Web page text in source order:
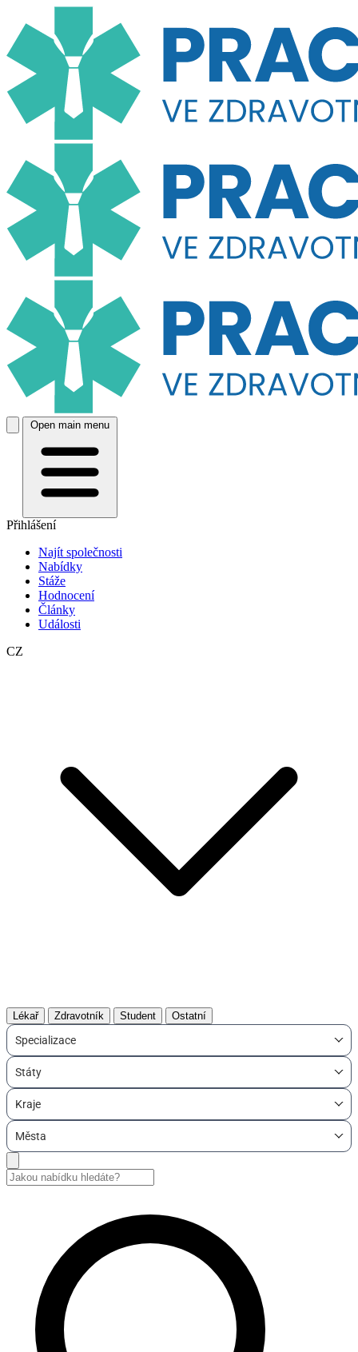
Open main menu
Přihlášení
Najít společnosti
Nabídky
Stáže
Hodnocení
Články
Události
CZ
Lékař Zdravotník Student Ostatní
Specializace
Státy
Kraje
Města